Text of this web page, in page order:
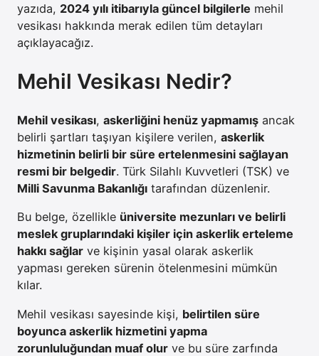
yazıda, 2024 yılı itibarıyla güncel bilgilerle mehil
vesikası hakkında merak edilen tüm detayları
açıklayacağız.
Mehil Vesikası Nedir?
Mehil vesikası, askerliğini henüz yapmamış ancak
belirli şartları taşıyan kişilere verilen, askerlik
hizmetinin belirli bir süre ertelenmesini sağlayan
resmi bir belgedir. Türk Silahlı Kuvvetleri (TSK) ve
Milli Savunma Bakanlığı tarafından düzenlenir.
Bu belge, özellikle üniversite mezunları ve belirli
meslek gruplarındaki kişiler için askerlik erteleme
hakkı sağlar ve kişinin yasal olarak askerlik
yapması gereken sürenin ötelenmesini mümkün
kılar.
Mehil vesikası sayesinde kişi, belirtilen süre
boyunca askerlik hizmetini yapma
zorunluluğundan muaf olur ve bu süre zarfında